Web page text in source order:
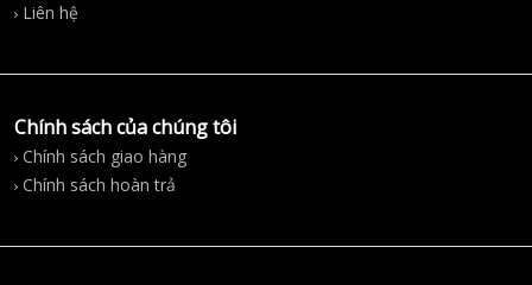
Liên hệ
Chính sách của chúng tôi
Chính sách giao hàng
Chính sách hoàn trả